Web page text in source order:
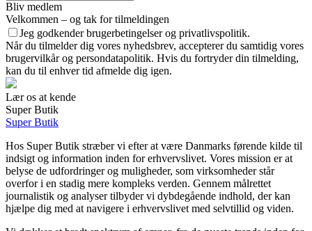
Bliv medlem
Velkommen – og tak for tilmeldingen
Jeg godkender brugerbetingelser og privatlivspolitik.
Når du tilmelder dig vores nyhedsbrev, accepterer du samtidig vores
brugervilkår og persondatapolitik. Hvis du fortryder din tilmelding,
kan du til enhver tid afmelde dig igen.
Lær os at kende
Super Butik
Super Butik
Hos Super Butik stræber vi efter at være Danmarks førende kilde til
indsigt og information inden for erhvervslivet. Vores mission er at
belyse de udfordringer og muligheder, som virksomheder står
overfor i en stadig mere kompleks verden. Gennem målrettet
journalistik og analyser tilbyder vi dybdegående indhold, der kan
hjælpe dig med at navigere i erhvervslivet med selvtillid og viden.